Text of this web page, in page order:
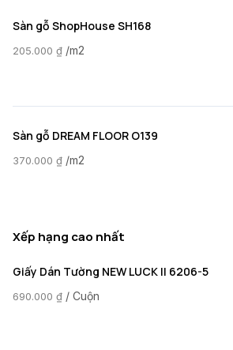
Sàn gỗ ShopHouse SH168
205.000 ₫ /m2
Sàn gỗ DREAM FLOOR O139
370.000 ₫ /m2
Xếp hạng cao nhất
Giấy Dán Tường NEW LUCK II 6206-5
690.000 ₫ / Cuộn